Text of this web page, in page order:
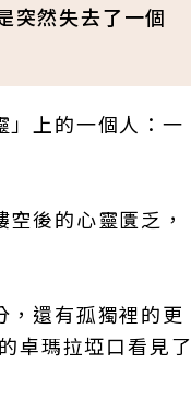
突然失去了一個
上的一個人：一
後的心靈匱乏，
，還有孤獨裡的更
卓瑪拉埡口看見了